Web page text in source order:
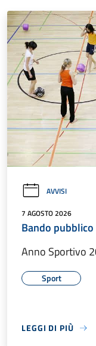
AVVISI
7 AGOSTO 2026
Bando
Anno Sportivo
Sport
LEGGI DI PIÙ